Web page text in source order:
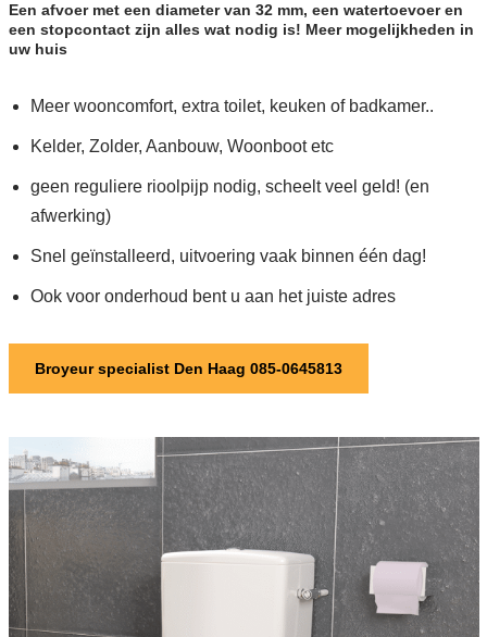
Een afvoer met een diameter van 32 mm, een watertoevoer en
een stopcontact zijn alles wat nodig is! Meer mogelijkheden in
uw huis
Meer wooncomfort, extra toilet, keuken of badkamer..
Kelder, Zolder, Aanbouw, Woonboot etc
geen reguliere rioolpijp nodig, scheelt veel geld! (en
afwerking)
Snel geïnstalleerd, uitvoering vaak binnen één dag!
Ook voor onderhoud bent u aan het juiste adres
Broyeur specialist Den Haag 085-0645813